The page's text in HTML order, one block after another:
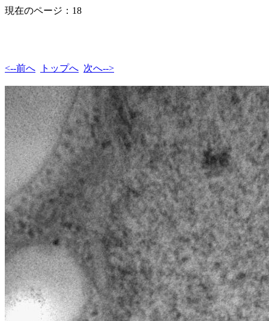
現在のページ：18
<--前へ トップへ 次へ-->